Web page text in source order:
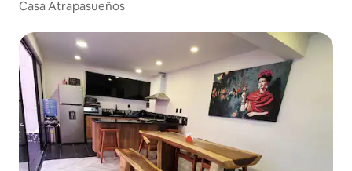
Casa Atrapasueños